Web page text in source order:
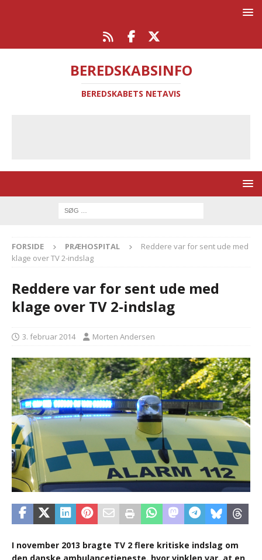
BEREDSKABSINFO
BEREDSKABETS NETAVIS
FORSIDE PRÆHOSPITAL
Reddere var for sent ude med
klage over TV 2-indslag
Reddere var for sent ude med
klage over TV 2-indslag
3. februar 2014 Morten Andersen
I november 2013 bragte TV 2 flere kritiske indslag om